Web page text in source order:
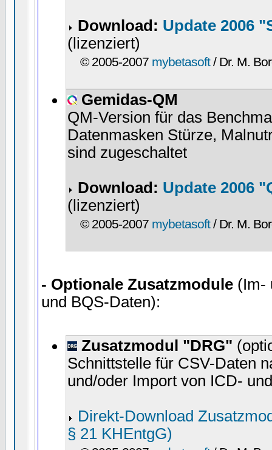
Download: Update 2006
(lizenziert)
© 2005-2007 mybetasoft/ Dr. M.
Gemidas-QM
QM-Version für das
Datenmasken Stürze,
sind zugeschaltet
Download: Update 2006
(lizenziert)
© 2005-2007 mybetasoft/ Dr. M.
- Optionale Zusatzmodule (Im-
und BQS-Daten):
Zusatzmodul "DRG"
Schnittstelle für CSV-Daten
und/oder Import von ICD-
Direkt-Download
§ 21 KHEntgG)